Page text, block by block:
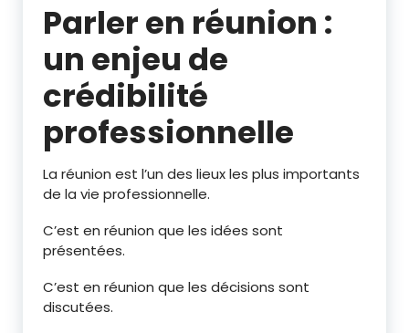
Parler en réunion :
un enjeu de
crédibilité
professionnelle
La réunion est l’un des lieux les plus importants
de la vie professionnelle.
C’est en réunion que les idées sont
présentées.
C’est en réunion que les décisions sont
discutées.